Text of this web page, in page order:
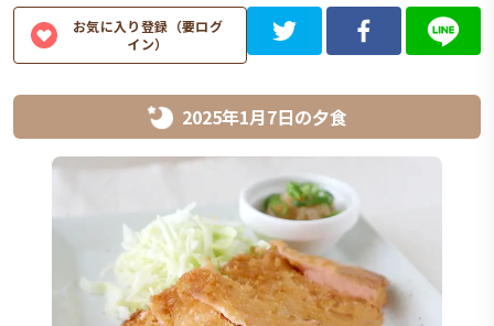
お気に入り登録（要ログ
イン）
2025年1月7日の夕食